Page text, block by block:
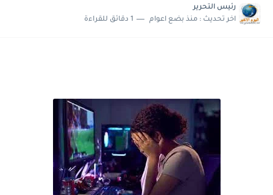
رئيس التحرير
اخر تحديث : منذ بضع اعوام 1 دقائق للقراءة